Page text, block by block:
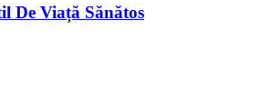
De Viață Sănătos